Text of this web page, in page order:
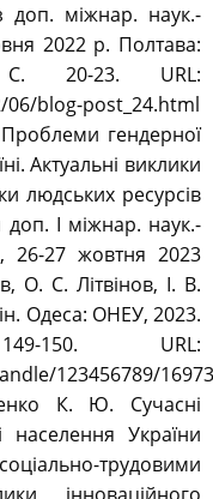
доп. міжнар. наук.-
2022 р. Полтава:
20-23. URL:
blog-post_24.html
гендерної
Актуальні виклики
людських ресурсів
доп. І міжнар. наук.-
26-27 жовтня 2023
О. С. Літвінов, І. В.
Одеса: ОНЕУ, 2023.
URL:
123456789/16973
К. Ю. Сучасні
населення України
трудовими